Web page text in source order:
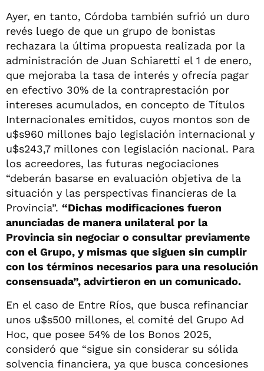
Ayer, en tanto, Córdoba también sufrió un duro
revés luego de que un grupo de bonistas
rechazara la última propuesta realizada por la
administración de Juan Schiaretti el 1 de enero,
que mejoraba la tasa de interés y ofrecía pagar
en efectivo 30% de la contraprestación por
intereses acumulados, en concepto de Títulos
Internacionales emitidos, cuyos montos son de
u$s960 millones bajo legislación internacional y
u$s243,7 millones con legislación nacional. Para
los acreedores, las futuras negociaciones
“deberán basarse en evaluación objetiva de la
situación y las perspectivas financieras de la
Provincia”. “Dichas modificaciones fueron
anunciadas de manera unilateral por la
Provincia sin negociar o consultar previamente
con el Grupo, y mismas que siguen sin cumplir
con los términos necesarios para una resolución
consensuada”, advirtieron en un comunicado.
En el caso de Entre Ríos, que busca refinanciar
unos u$s500 millones, el comité del Grupo Ad
Hoc, que posee 54% de los Bonos 2025,
consideró que “sigue sin considerar su sólida
solvencia financiera, ya que busca concesiones